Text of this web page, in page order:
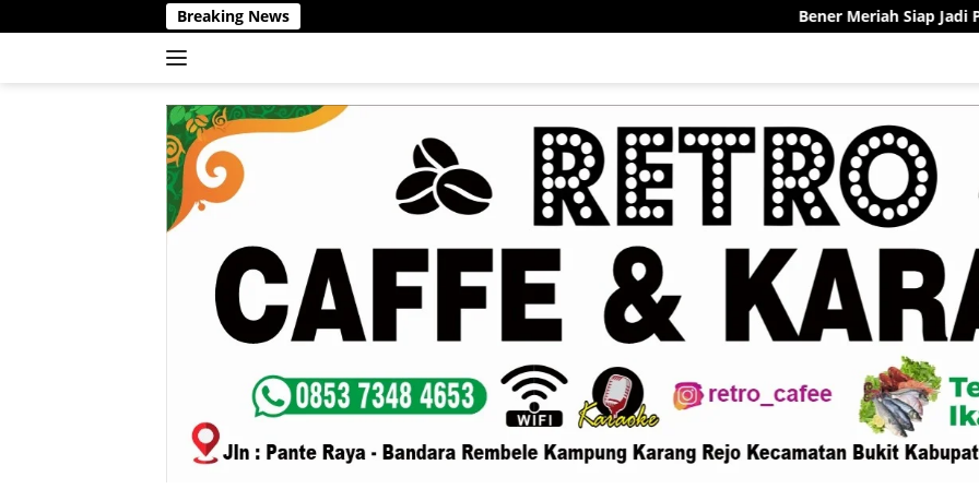
ke
Breaking News Bener Meriah Siap Jadi Pelopor Sentra